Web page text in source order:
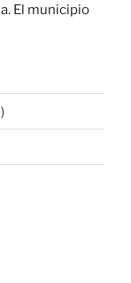
El municipio